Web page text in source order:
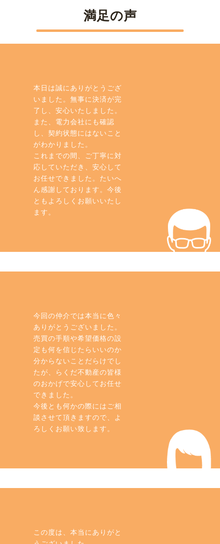
満足の声
本日は誠にありがとうござ
いました。無事に決済が完
了し、安心いたしました。
また、電力会社にも確認
し、契約状態にはないこと
がわかりました。
これまでの間、ご丁寧に対
応していただき、安心して
お任せできました。たいへ
ん感謝しております。今後
ともよろしくお願いいたし
ます。
今回の仲介では本当に色々
ありがとうございました。
売買の手順や希望価格の設
定も何を信じたらいいのか
分からないことだらけでし
たが、らくだ不動産の皆様
のおかげで安心してお任せ
できました。
今後とも何かの際にはご相
談させて頂きますので、よ
ろしくお願い致します。
この度は、本当にありがと